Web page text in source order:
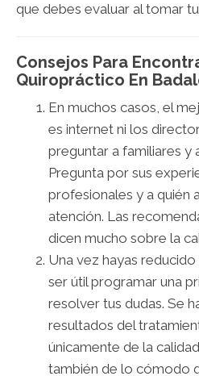
que debes evaluar al tomar
Consejos Para
Quiropráctico En
En muchos casos, el
es internet ni los
preguntar a familiares y
Pregunta por sus
profesionales y a quién
atención. Las
dicen mucho sobre la
Una vez hayas
ser útil programar una
resolver tus dudas. Se
resultados del
únicamente de la
también de lo cómodo